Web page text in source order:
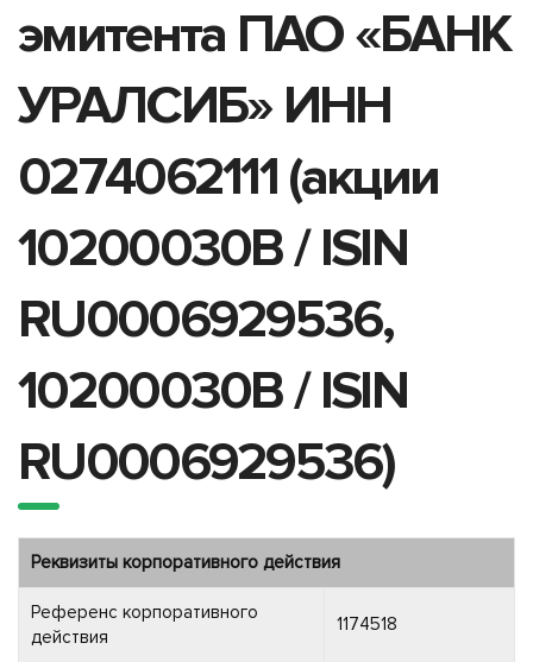
эмитента ПАО «БАНК
УРАЛСИБ» ИНН
0274062111 (акции
10200030B / ISIN
RU0006929536,
10200030B / ISIN
RU0006929536)
Реквизиты корпоративного действия
Референс корпоративного
действия
1174518